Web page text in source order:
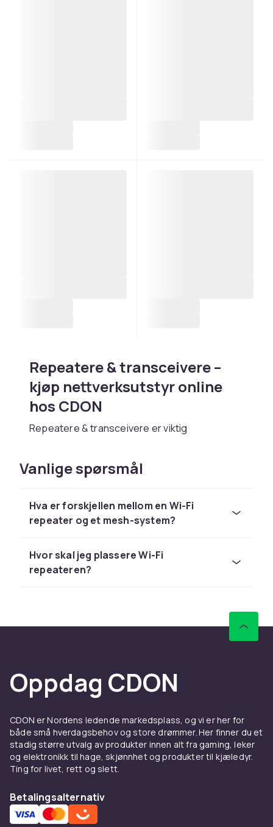
Repeatere & transceivere –
kjøp nettverksutstyr online
hos CDON
Repeatere & transceivere er viktig
av repeatere & transceivere fra kjente merker
til konkurransedyktige priser. Enten du skal
bygge hjemmenettverk eller profesjonell
infrastruktur, har vi riktig løsning.
Moderne nettverksutstyr med Wi-Fi 6 og
Gigabit Ethernet gir stabil og rask forbindelse
til alle enheter. Kontroller kompatibilitet med
trygt online med rask levering og enkel retur.
Utforsk hele sortimentet av nettverksutstyr
Repeatere & transceivere –
kjøp nettverksutstyr online
Repeatere & transceivere er viktig
nettverksinfrastruktur for hjemmet og
kontoret. Hos CDON finner du et bredt utvalg
av repeatere & transceivere fra kjente merker
til konkurransedyktige priser. Enten du skal
bygge hjemmenettverk eller profesjonell
Vanlige spørsmål
Hva er forskjellen mellom en Wi-Fi
repeater og et mesh-system?
Hvor skal jeg plassere Wi-Fi
repeateren?
Oppdag CDON
CDON er Nordens ledende markedsplass, og vi er her for
både små hverdagsbehov og store drømmer. Her finner du et
stadig større utvalg av produkter innen alt fra gaming, leker
og elektronikk til hage, skjønnhet og produkter til kjæledyr.
Ting for livet, rett og slett.
Betalingsalternativ